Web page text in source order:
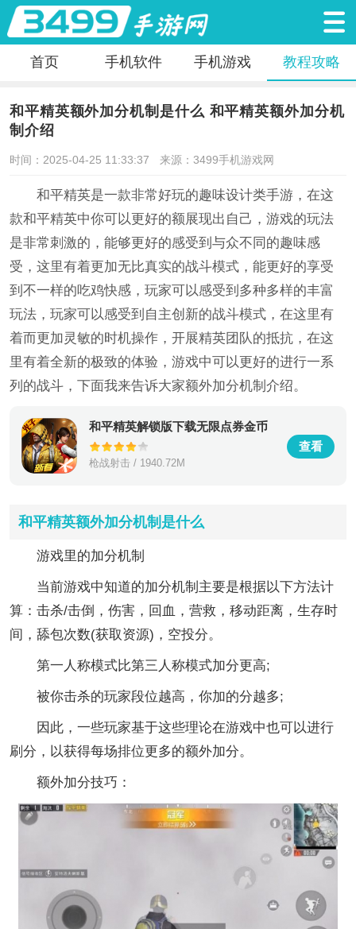
首页 手机软件 手机游戏 教程攻略
和平精英额外加分机制是什么 和平精英额外加分机
制介绍
时间：2025-04-25 11:33:37 来源：3499手机游戏网
和平精英是一款非常好玩的趣味设计类手游，在这
款和平精英中你可以更好的额展现出自己，游戏的玩法
是非常刺激的，能够更好的感受到与众不同的趣味感
受，这里有着更加无比真实的战斗模式，能更好的享受
到不一样的吃鸡快感，玩家可以感受到多种多样的丰富
玩法，玩家可以感受到自主创新的战斗模式，在这里有
着而更加灵敏的时机操作，开展精英团队的抵抗，在这
里有着全新的极致的体验，游戏中可以更好的进行一系
列的战斗，下面我来告诉大家额外加分机制介绍。
和平精英解锁版下载无限点券金币
枪战射击 / 1940.72M
查看
和平精英额外加分机制是什么
游戏里的加分机制
当前游戏中知道的加分机制主要是根据以下方法计
算：击杀/击倒，伤害，回血，营救，移动距离，生存时
间，舔包次数(获取资源)，空投分。
第一人称模式比第三人称模式加分更高;
被你击杀的玩家段位越高，你加的分越多;
因此，一些玩家基于这些理论在游戏中也可以进行
刷分，以获得每场排位更多的额外加分。
额外加分技巧：